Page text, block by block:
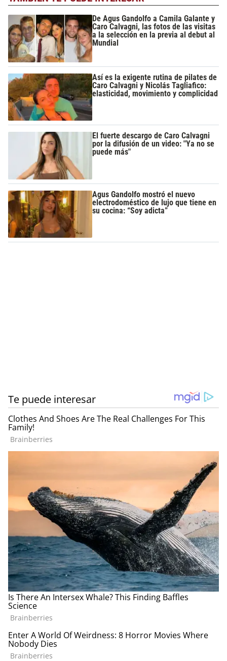
De Agus Gandolfo a Camila Galante y
Caro Calvagni, las fotos de las visitas
a la selección en la previa al debut al
Mundial
Así es la exigente rutina de pilates de
Caro Calvagni y Nicolás Tagliafico:
elasticidad, movimiento y complicidad
El fuerte descargo de Caro Calvagni
por la difusión de un video: "Ya no se
puede más"
Agus Gandolfo mostró el nuevo
electrodoméstico de lujo que tiene en
su cocina: “Soy adicta”